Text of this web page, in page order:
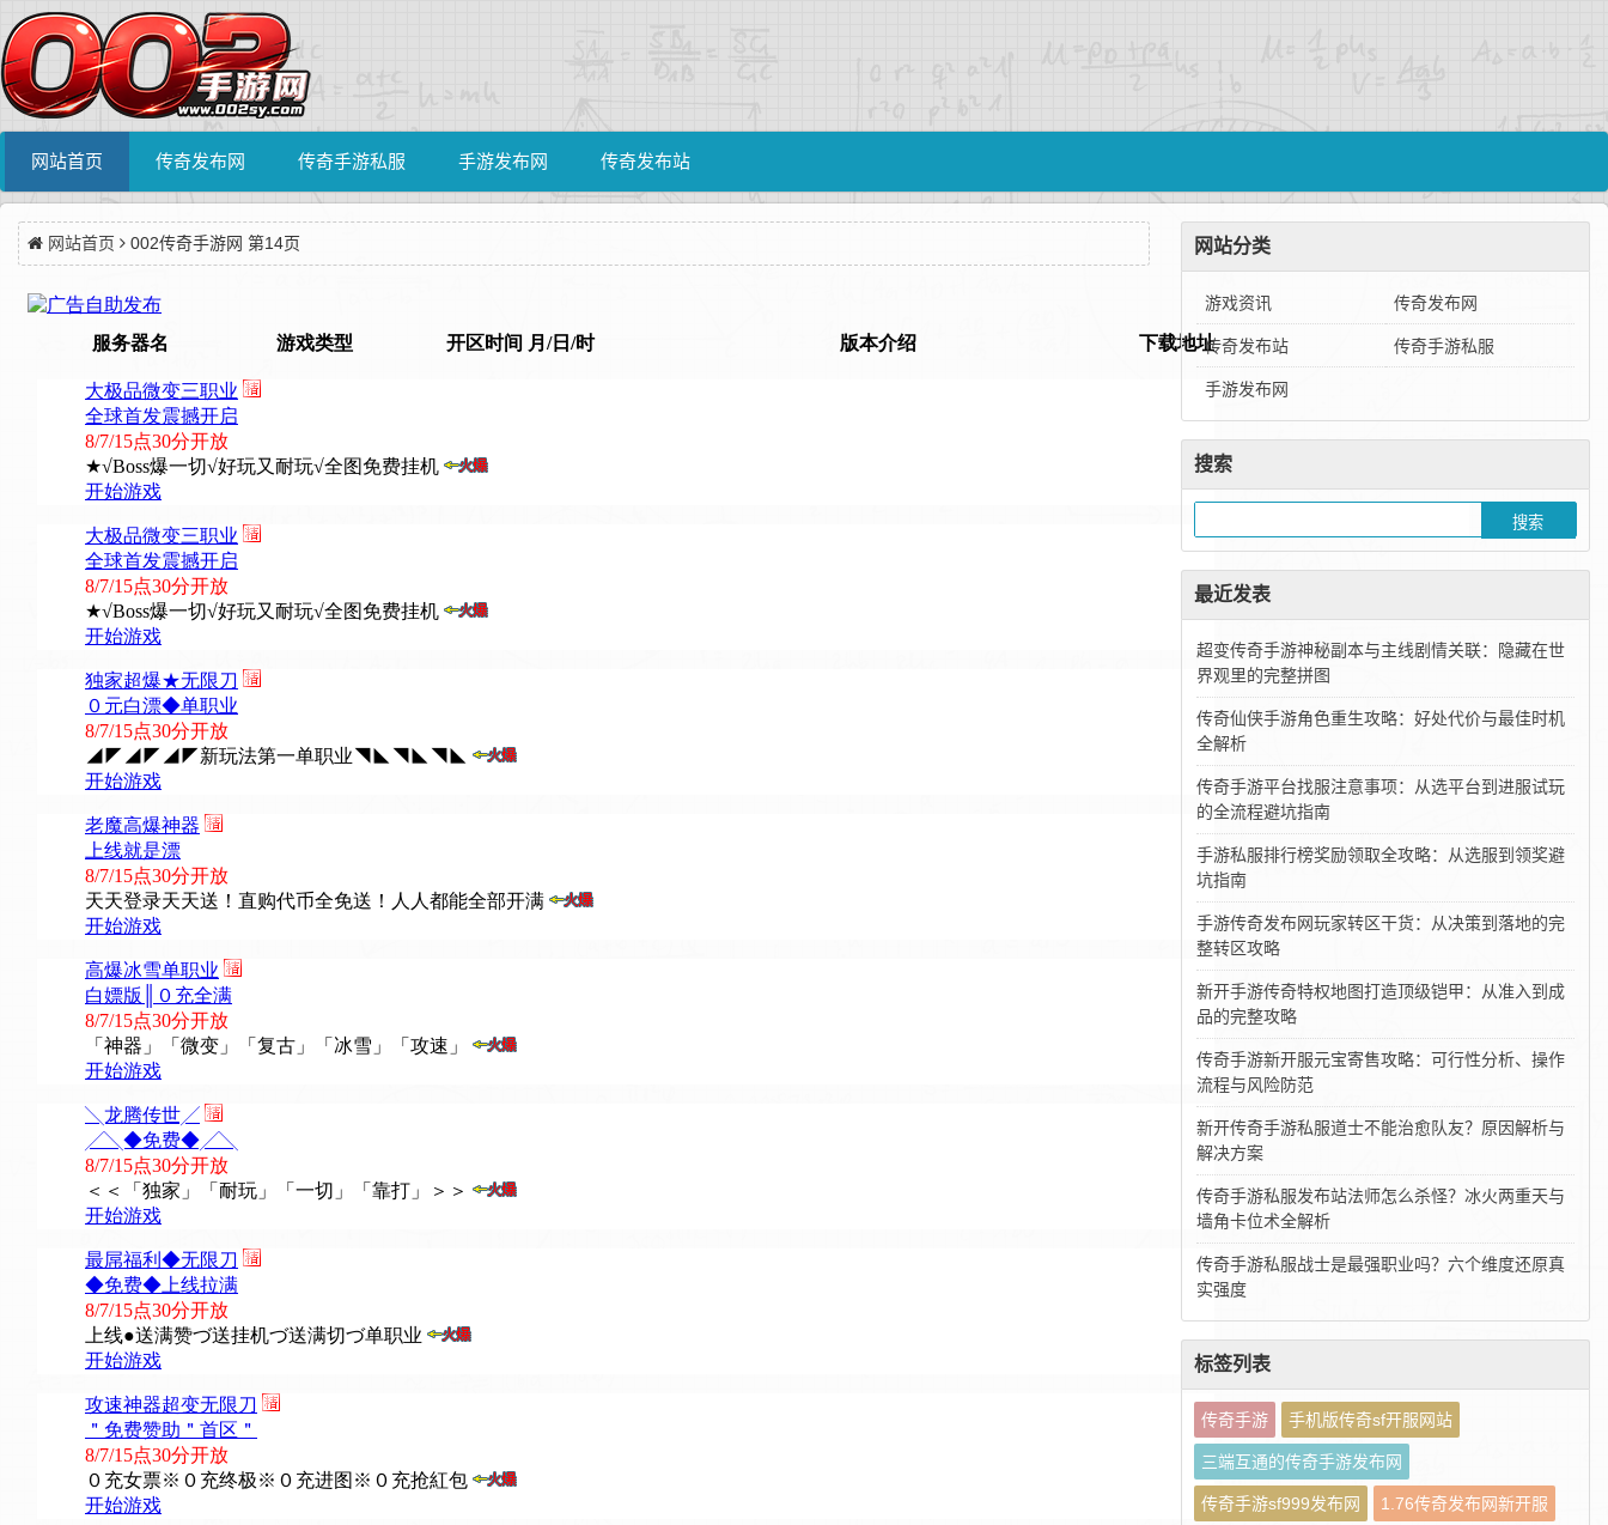
网站首页 传奇发布网 传奇手游私服 手游发布网 传奇发布站
网站首页 002传奇手游网 第14页 网站分类
游戏资讯 传奇发布网
传奇发布站 传奇手游私服
手游发布网
搜索
最近发表
超变传奇手游神秘副本与主线剧情关联：隐藏在世
界观里的完整拼图
传奇仙侠手游角色重生攻略：好处代价与最佳时机
全解析
传奇手游平台找服注意事项：从选平台到进服试玩
的全流程避坑指南
手游私服排行榜奖励领取全攻略：从选服到领奖避
坑指南
手游传奇发布网玩家转区干货：从决策到落地的完
整转区攻略
新开手游传奇特权地图打造顶级铠甲：从准入到成
品的完整攻略
传奇手游新开服元宝寄售攻略：可行性分析、操作
流程与风险防范
新开传奇手游私服道士不能治愈队友？原因解析与
解决方案
传奇手游私服发布站法师怎么杀怪？冰火两重天与
墙角卡位术全解析
传奇手游私服战士是最强职业吗？六个维度还原真
实强度
标签列表
传奇手游 手机版传奇sf开服网站
三端互通的传奇手游发布网
传奇手游sf999发布网 1.76传奇发布网新开服